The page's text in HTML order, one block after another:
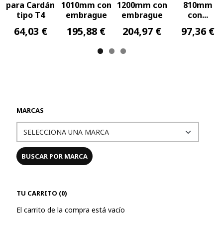
MARCAS
TU CARRITO (0)
El carrito de la compra está vacío
para Cardán
tipo T4
64,03 €
1010mm con
embrague
195,88 €
1200mm con
embrague
204,97 €
810mm
con...
97,36 €